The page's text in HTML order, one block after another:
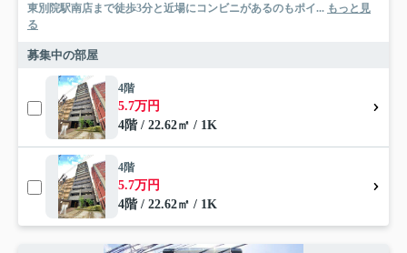
東別院駅南店まで徒歩3分と近場にコンビニがあるのもポイ... もっと見
る
募集中の部屋
4階
5.7万円
4階 / 22.62㎡ / 1K
4階
5.7万円
4階 / 22.62㎡ / 1K